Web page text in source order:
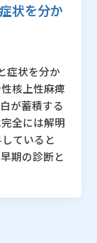
状を分か
症状を分か
核上性麻痺
が蓄積する
全には解明
ていると
期の診断と